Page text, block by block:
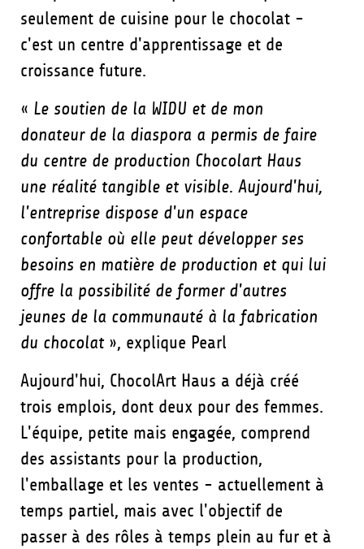
seulement de cuisine pour le chocolat -
c'est un centre d'apprentissage et de
croissance future.
« Le soutien de la WIDU et de mon
donateur de la diaspora a permis de faire
du centre de production Chocolart Haus
une réalité tangible et visible. Aujourd'hui,
l'entreprise dispose d'un espace
confortable où elle peut développer ses
besoins en matière de production et qui lui
offre la possibilité de former d'autres
jeunes de la communauté à la fabrication
du chocolat », explique Pearl
Aujourd'hui, ChocolArt Haus a déjà créé
trois emplois, dont deux pour des femmes.
L'équipe, petite mais engagée, comprend
des assistants pour la production,
l'emballage et les ventes - actuellement à
temps partiel, mais avec l'objectif de
passer à des rôles à temps plein au fur et à